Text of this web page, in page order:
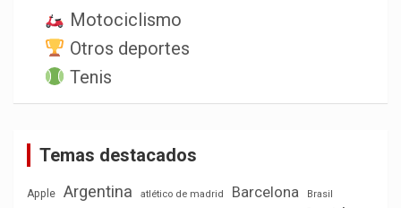
Motociclismo
Otros deportes
Tenis
Temas destacados
Apple Argentina atlético de madrid Barcelona
Brasil